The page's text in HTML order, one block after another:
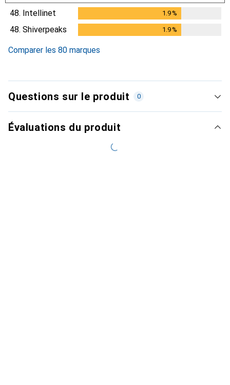
48. Intellinet 1.9%
48. Shiverpeaks 1.9%
Comparer les 80 marques
Questions sur le produit 0
Évaluations du produit